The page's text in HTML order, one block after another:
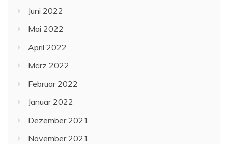
Juni 2022
Mai 2022
April 2022
März 2022
Februar 2022
Januar 2022
Dezember 2021
November 2021